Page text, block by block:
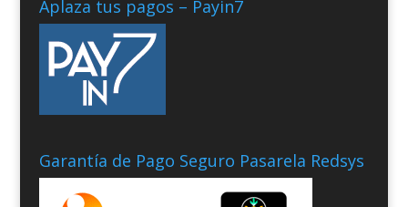
Aplaza tus pagos – Payin7
Garantía de Pago Seguro Pasarela Redsys